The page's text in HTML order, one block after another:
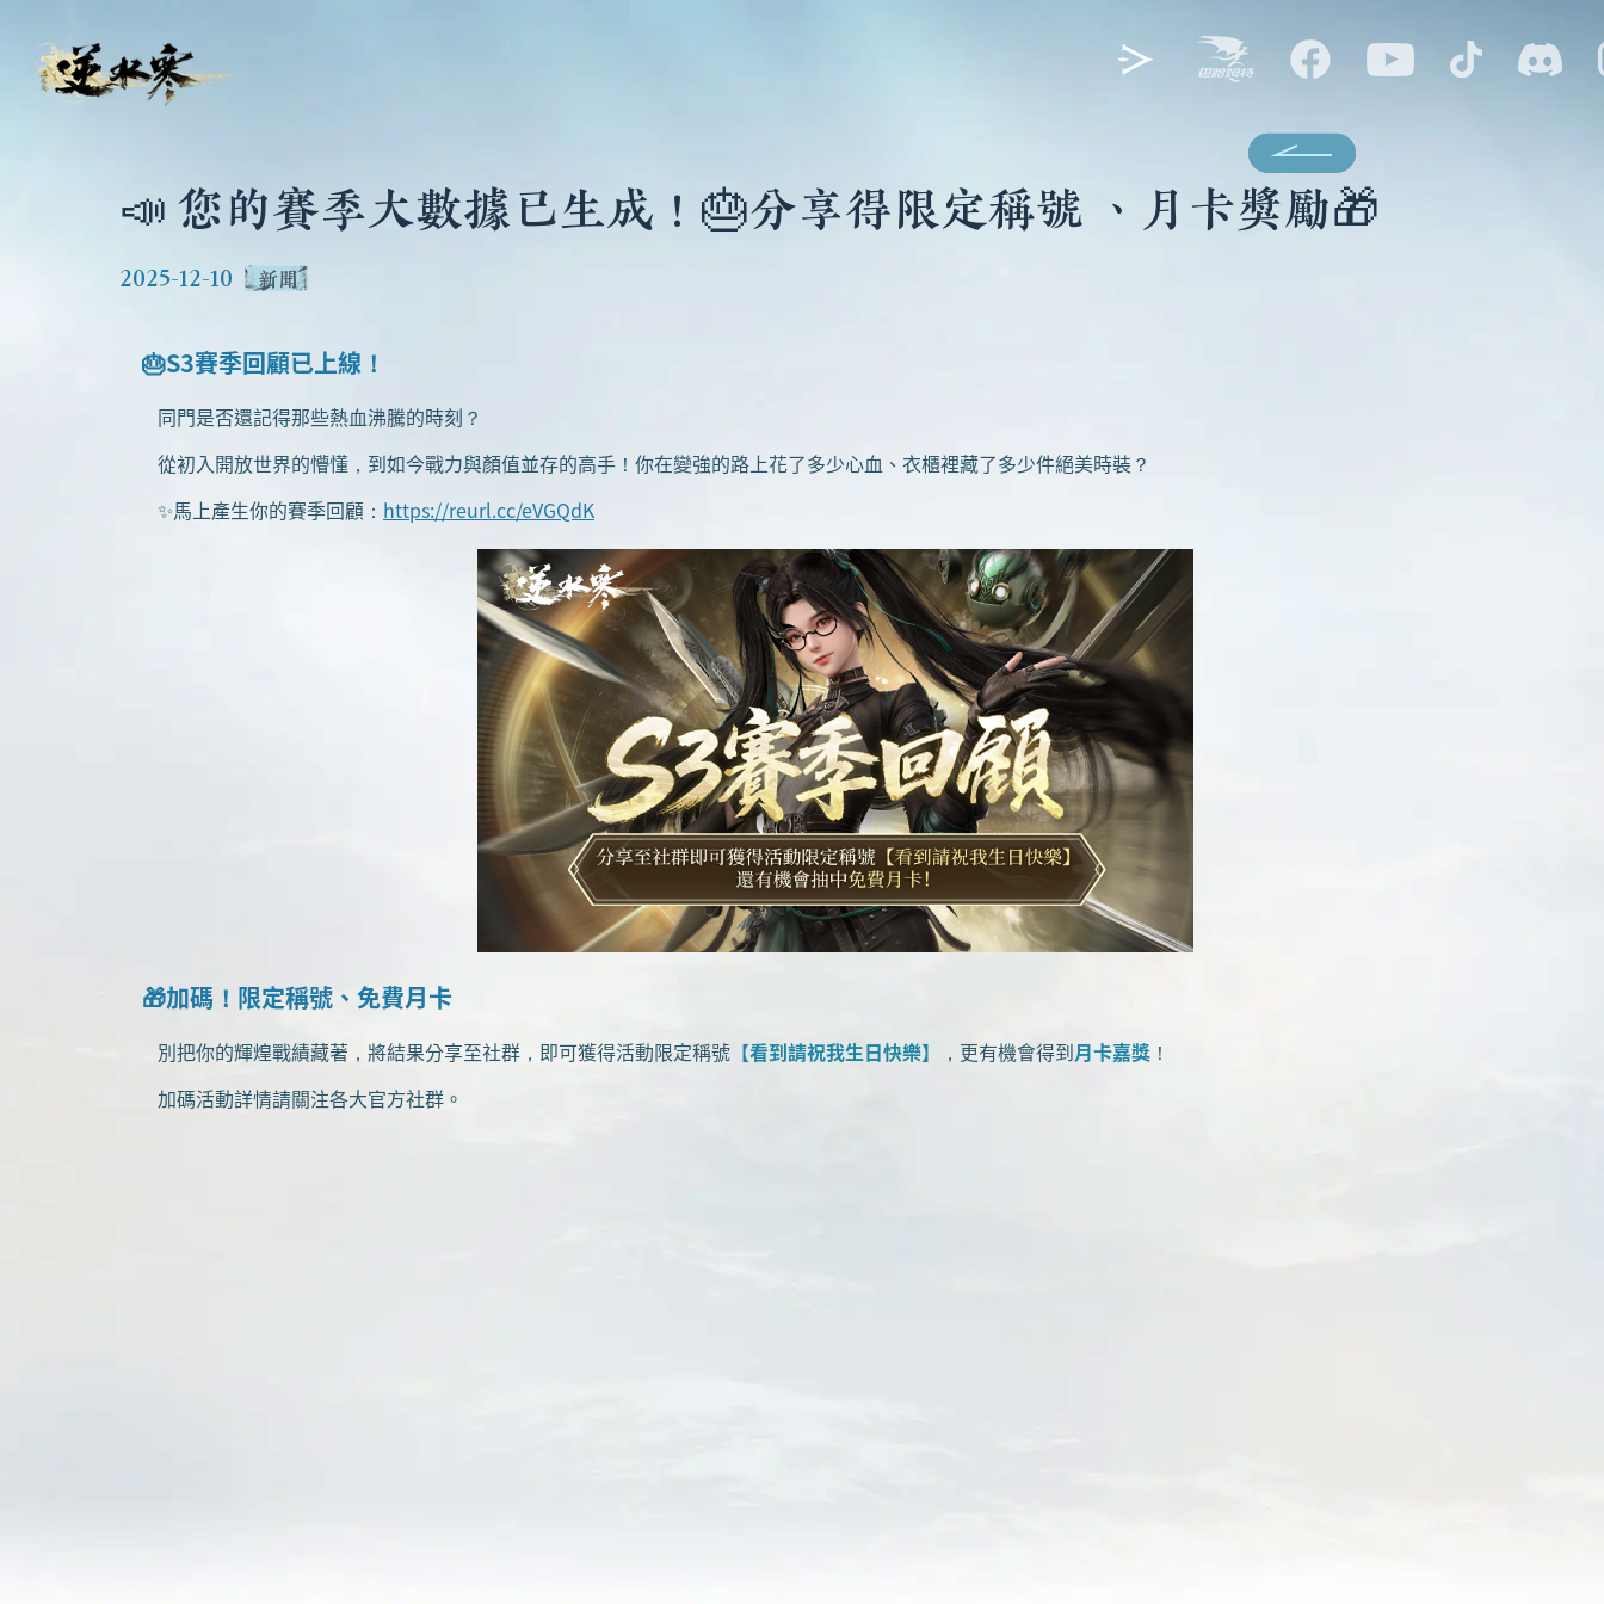
📣 您的賽季大數據已生成！🎂分享得限定稱號 、月卡獎勵🎁
2025-12-10 新聞
🎂S3賽季回顧已上線！
同門是否還記得那些熱血沸騰的時刻？
從初入開放世界的懵懂，到如今戰力與顏值並存的高手！你在變強的路上花了多少心血、衣櫃裡藏了多少件絕美時裝？
✨馬上產生你的賽季回顧： https://reurl.cc/eVGQdK
🎁加碼！限定稱號、免費月卡
別把你的輝煌戰績藏著，將結果分享至社群，即可獲得活動限定稱號 【看到請祝我生日快樂】 ，更有機會得到月卡嘉獎 ！
加碼活動詳情請關注各大官方社群。